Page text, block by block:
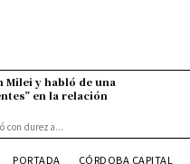
y habló de una
en la relación
con dureza...
PORTADA CÓRDOBA CAPITAL